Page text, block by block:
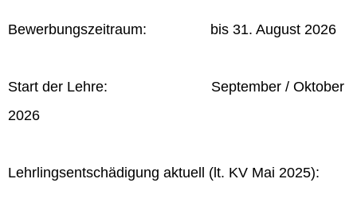
Bewerbungszeitraum: bis 31. August 2026
Start der Lehre: September / Oktober
2026
Lehrlingsentschädigung aktuell (lt. KV Mai 2025):